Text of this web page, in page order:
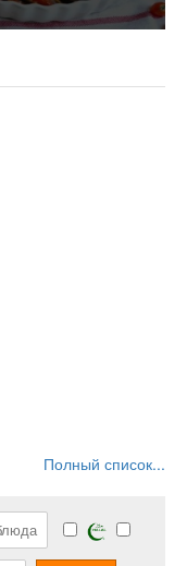
Полный список...